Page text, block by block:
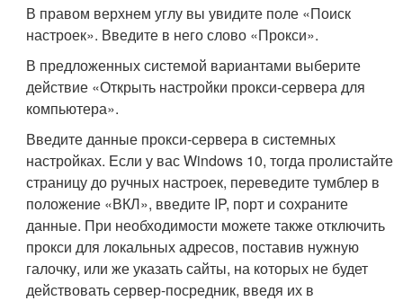
В правом верхнем углу вы увидите поле «Поиск
настроек». Введите в него слово «Прокси».
В предложенных системой вариантами выберите
действие «Открыть настройки прокси-сервера для
компьютера».
Введите данные прокси-сервера в системных
настройках. Если у вас Windows 10, тогда пролистайте
страницу до ручных настроек, переведите тумблер в
положение «ВКЛ», введите IP, порт и сохраните
данные. При необходимости можете также отключить
прокси для локальных адресов, поставив нужную
галочку, или же указать сайты, на которых не будет
действовать сервер-посредник, введя их в